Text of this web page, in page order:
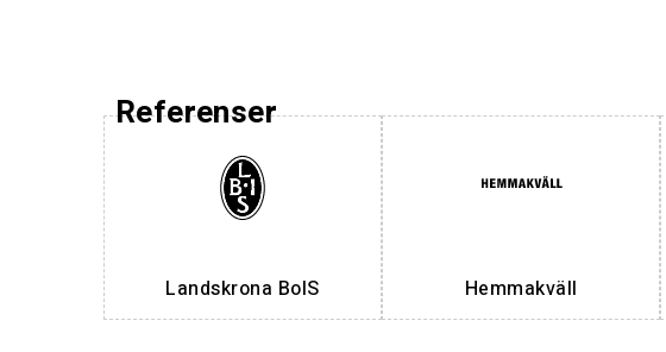
Referenser
Landskrona BoIS Hemmakväll